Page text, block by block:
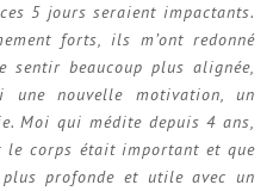
5 jours seraient impactants.
forts, ils m’ont redonné
sentir beaucoup plus alignée,
une nouvelle motivation, un
Moi qui médite depuis 4 ans,
corps était important et que
profonde et utile avec un